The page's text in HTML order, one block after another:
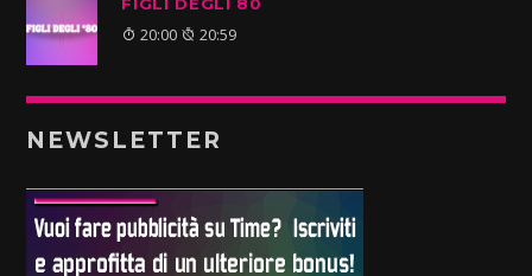
FIGLI DEGLI 80
20:00 20:59
NEWSLETTER